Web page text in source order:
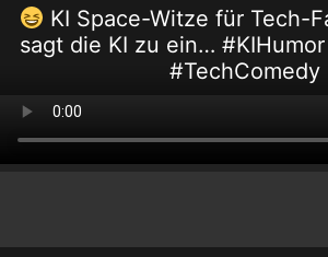
KI Space-Witze für Tech-
sagt die KI zu ein…
#TechComedy